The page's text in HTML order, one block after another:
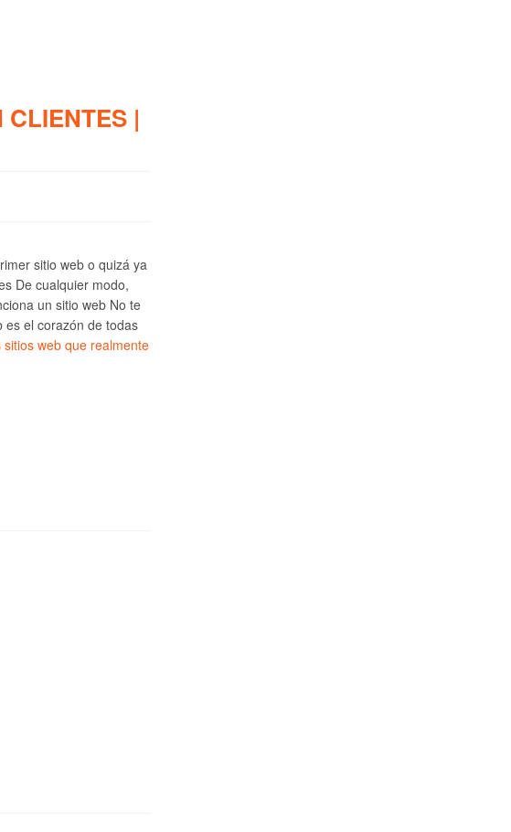
|
sitio web o quizá ya
De cualquier modo,
un sitio web No te
es el corazón de todas
sitios web que realmente